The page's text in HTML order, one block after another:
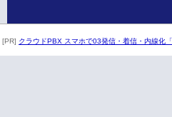
[PR] クラウドPBX スマホで03発信・着信・内線化